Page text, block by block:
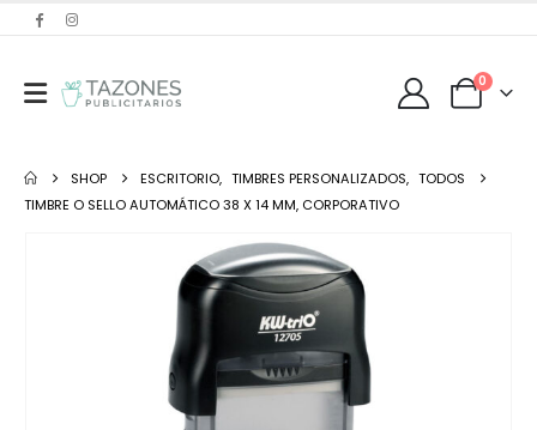
0
SHOP ESCRITORIO, TIMBRES PERSONALIZADOS, TODOS
TIMBRE O SELLO AUTOMÁTICO 38 X 14 MM, CORPORATIVO